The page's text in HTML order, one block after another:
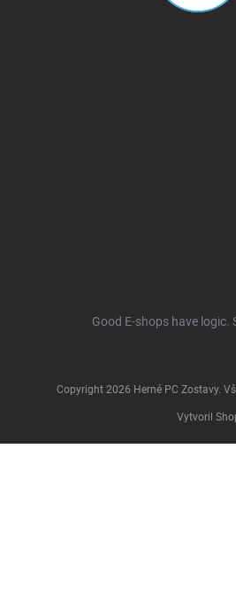
Good E-shops have logic.
Vytvoril
Copyright 2026 Herné PC Zostavy.